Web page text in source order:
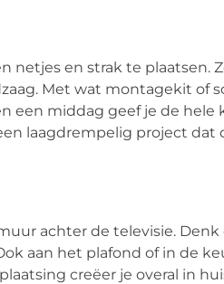
netjes en strak te plaatsen.
Met wat montagekit of
een middag geef je de hele
laagdrempelig project dat
achter de televisie. Denk
aan het plafond of in de
creëer je overal in